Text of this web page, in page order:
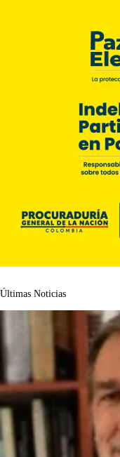
Últimas Noticias